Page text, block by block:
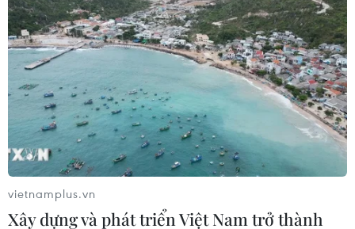
mạnh 2,5%, lên mức 76,03 USD/thùng, nối dài
đà tăng sang ngày thứ hai liên tiếp.
Đánh giá về tình hình này, các chuyên gia phân
tích tại ngân hàng DBS nhận định hiện thị
trường vẫn nghiêng về kịch bản Iran và Mỹ
đang chơi một ván cược lớn nhằm giành lợi thế
trong thời gian đình chiến tạm thời, và sự cố
ngày 7/7 sẽ không châm ngòi lại một cuộc chiến
tranh toàn diện.
vietnamplus.vn
Xây dựng và phát triển Việt Nam trở thành